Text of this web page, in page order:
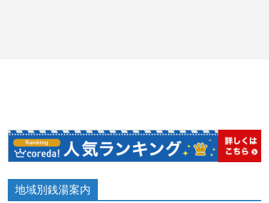
地域別銭湯案内